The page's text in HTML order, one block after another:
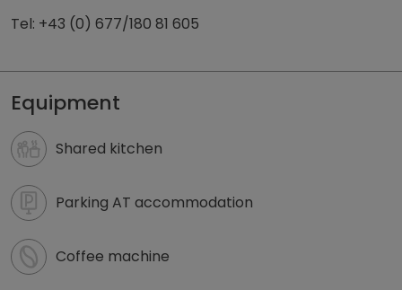
Tel: +43 (0) 677/180 81 605
Equipment
Shared kitchen
Parking AT accommodation
Coffee machine